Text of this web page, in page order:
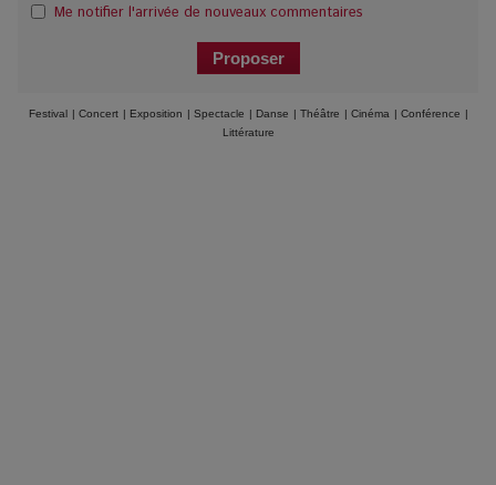
Me notifier l'arrivée de nouveaux commentaires
Festival | Concert | Exposition | Spectacle | Danse | Théâtre | Cinéma | Conférence |
Littérature